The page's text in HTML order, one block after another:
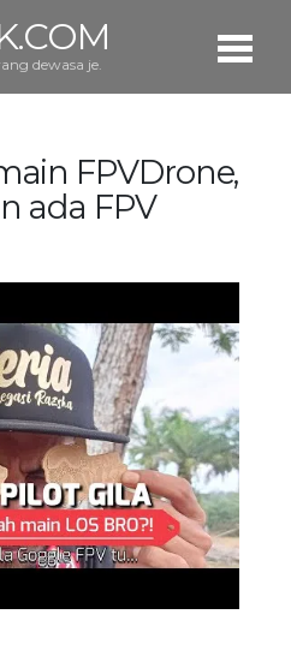
dewasa je.
FPVDrone,
ada FPV